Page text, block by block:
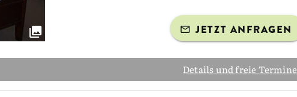
JETZT ANFRAGEN
Details und freie Termine